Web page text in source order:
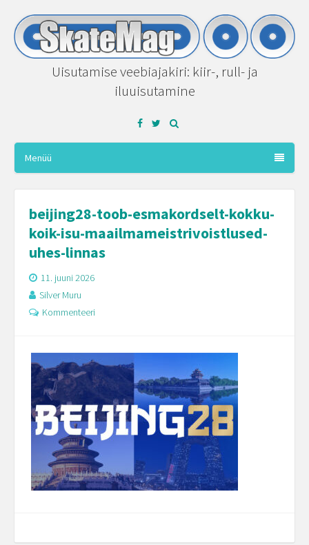
Uisutamise veebiajakiri: kiir-, rull- ja
iluuisutamine
Facebook
Twitter
Menüü
beijing28-toob-esmakordselt-kokku-
koik-isu-maailmameistrivoistlused-
uhes-linnas
11. juuni 2026
Silver Muru
Kommenteeri